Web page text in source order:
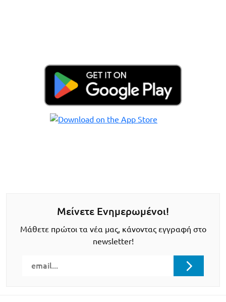
Μείνετε Ενημερωμένοι!
Μάθετε πρώτοι τα νέα μας, κάνοντας εγγραφή στο
newsletter!